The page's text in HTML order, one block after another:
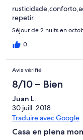
repetir.
Séjour de 2 nuits en
0
Avis vérifié
8/10 – Bien
Juan L.
30 juill. 2018
Traduire avec Google
Casa en plena